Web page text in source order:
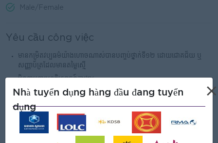
Male/Female
Yêu cầu công việc
មានកម្រិតវប្បធម៌យ៉ាងហោចណាស់បានបញ្ចប់ថ្នាក់ទី១២ ដោយជោគជ័យ ឬ
សញ្ញាប័ត្រដែលមានតម្លៃស្មើ
មិនទាមទារបទពិសោធន៍ការងារ
ចូលចិត្តក្នុងការរៀនសូត្របន្ថែម និងទទួលមតិកែលំអ
មានទំនាក់ទំនងល្អ មានជំនាញប្រាស្រ័យទាក់ទង មានភាពស្មោះត្រង់ និងពូកែ
ដោះស្រាយបញ្ហា
មានឆន្ទៈធ្វើការយ៉ាងជិតស្និទ្ធិជាមួយសហគមន៍ អតិថិជនគោលដៅ ឬភាគីពាក់ព័ន្ធ
Nhà tuyển dụng hàng đầu đang tuyển
dụng
×